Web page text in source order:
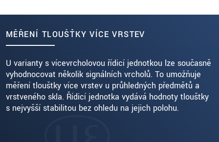
MĚŘENÍ TLOUŠŤKY VÍCE VRSTEV
U varianty s vícevrcholovou řídicí jednotkou lze současně
vyhodnocovat několik signálních vrcholů. To umožňuje
měření tloušťky více vrstev u průhledných předmětů a
vrstveného skla. Řídicí jednotka vydává hodnoty tloušťky
s nejvyšší stabilitou bez ohledu na jejich polohu.